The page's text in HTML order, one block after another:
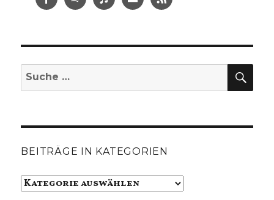
Suche
nach:
BEITRÄGE IN KATEGORIEN
Beiträge